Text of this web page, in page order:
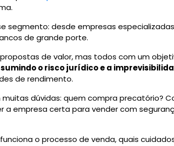
segmento: desde empresas
de grande porte.
de valor, mas todos com um
o risco jurídico e a
de rendimento.
dúvidas: quem compra precatório?
a empresa certa para vender com
o processo de venda, quais